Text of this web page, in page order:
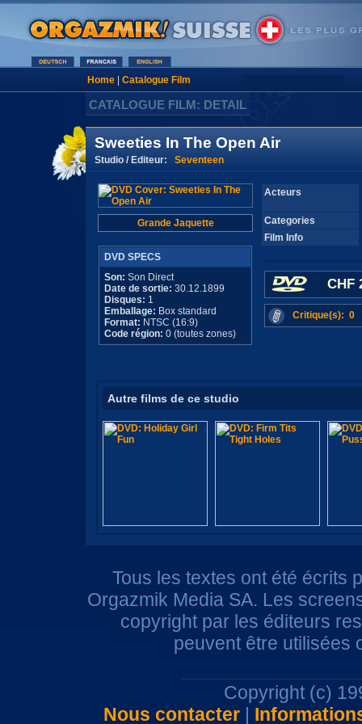
Home| Catalogue Film
CATALOGUE FILM: DETAIL
Sweeties In The Open Air
Studio / Editeur: Seventeen
Grande Jaquette
DVD SPECS
Son: Son Direct
Date de sortie: 30.12.1899
Disques: 1
Emballage: Box standard
Format: NTSC (16:9)
Code région: 0 (toutes zones)
Acteurs
Categories
Film Info
CHF
Critique(s): 0
Autre films de ce studio
Tous les textes ont été écrits
Orgazmik Media SA. Les
copyright par les éditeurs
peuvent être utilisées
Copyright (c)
Nous contacter|